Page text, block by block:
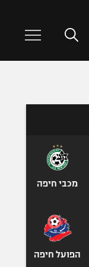
מכבי חיפה
הפועל חיפה